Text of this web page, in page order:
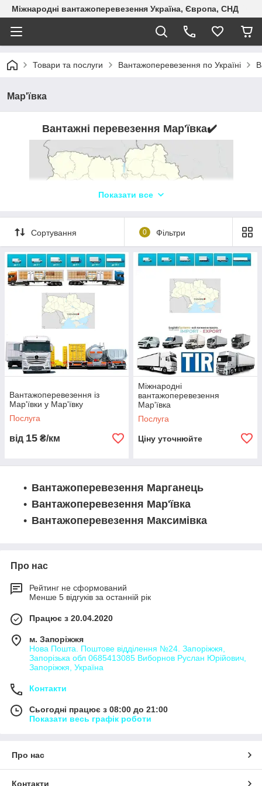
Міжнародні вантажоперевезення Україна, Європа, СНД
Товари та послуги Вантажоперевезення по Україні
Мар'ївка
Вантажні перевезення Мар'ївка✔️
Логіст: Ольга Є +380938310982 WhatsApp,
Telegram, Viber ТЛК «Logistic Systems»
Компанія "Logistic Systems" пропонує надійні перевезення
вантажів з Марьєвки до Марьєвки та на всій території. Ми
здійснюємо автоперевезення різних видів вантажів,
включаючи бортові та вантажні перевезення. Наші досвідчені
диспетчери гарантують своєчасну доставку вантажів і високий
рівень обслуговування. Замовте послуги логістичної компанії
"Logistic Systems" і отримайте надійне партнерство у сфері
перевезення вантажів.
Показати все
Сортування 0 Фільтри
Вантажоперевезення із
Мар'ївки у Мар'ївку
Послуга
від 15 ₴/км
Міжнародні
вантажоперевезення
Мар'ївка
Послуга
Ціну уточнюйте
Вантажоперевезення Марганець
Вантажоперевезення Мар'ївка
Вантажоперевезення Максимівка
Про нас
Рейтинг не сформований
Менше 5 відгуків за останній рік
Працює з 20.04.2020
м. Запоріжжя
Нова Пошта. Поштове відділення №24. Запоріжжя,
Запорізька обл 0685413085 Виборнов Руслан Юрійович,
Запоріжжя, Україна
Контакти
Сьогодні працює з 08:00 до 21:00
Показати весь графік роботи
Про нас
Контакти